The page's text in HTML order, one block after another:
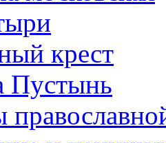
крест
Пустынь